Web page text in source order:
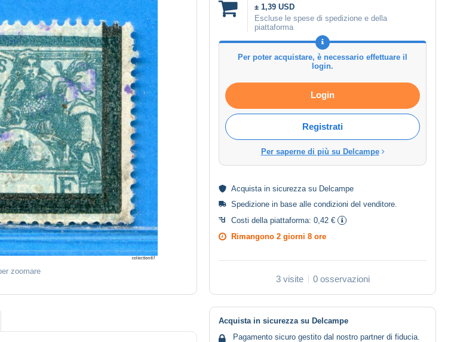
zoomare
± 1,39 USD
Escluse le spese di spedizione e della
piattaforma
Per poter acquistare, è necessario effettuare il
login.
Login
Registrati
Per saperne di più su Delcampe
Acquista in sicurezza su Delcampe
Spedizione in base alle condizioni del venditore
Costi della piattaforma: 0,42 €
Rimangono 2 giorni 8 ore
3 visite 0 osservazioni
Acquista in sicurezza su Delcampe
Pagamento sicuro gestito dal nostro partner di fiducia.